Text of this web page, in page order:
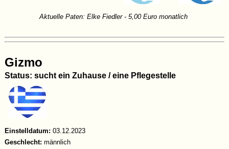
Aktuelle Paten: Elke Fiedler - 5,00 Euro monatlich
Gizmo
Status: sucht ein Zuhause / eine Pflegestelle
Einstelldatum:03.12.2023
Geschlecht:männlich